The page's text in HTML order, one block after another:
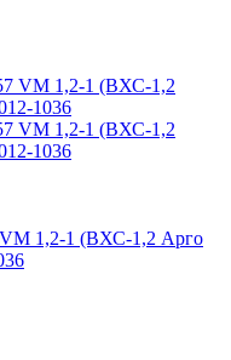
VM 1,2-1 (ВХС-1,2 Арго